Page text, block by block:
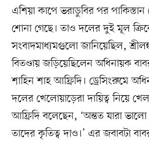
এশিয়া কাপে ভরাডুবির পর পাকিস্তান
শোনা গেছে। তাও দলের দুই মূল
সংবাদমাধ্যমগুলো জানিয়েছিল,
বিতণ্ডায় জড়িয়েছিলেন অধিনায়ক
শাহিন শাহ আফ্রিদি। ড্রেসিংরুমে
দলের খেলোয়াড়েরা দায়িত্ব নিয়ে
আফ্রিদি বলেছেন, ‘অন্তত যারা
তাদের কৃতিত্ব দাও।’ এর জবাবটা